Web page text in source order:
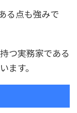
る点も強みで
つ実務家である
ます。